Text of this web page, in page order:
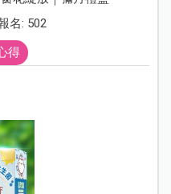
名: 502
得